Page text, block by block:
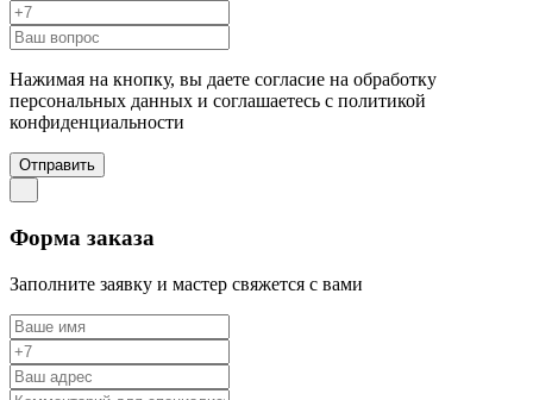
Нажимая на кнопку, вы даете согласие на обработку
персональных данных и соглашаетесь c политикой
конфиденциальности
Отправить
Форма заказа
Заполните заявку и мастер свяжется с вами